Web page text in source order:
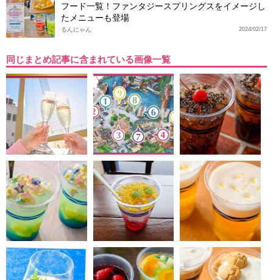
フード一覧！ファンタジースプリングスをイメージし
たメニューも登場
2024/02/17
るんにゃん
同じまとめ記事に含まれている画像一覧